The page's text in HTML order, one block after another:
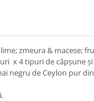
zmeura & macese;
x 4 tipuri de căpșune
negru de Ceylon pur